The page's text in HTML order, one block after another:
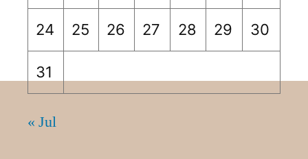
24 25 26 27 28 29 30
31
« Jul